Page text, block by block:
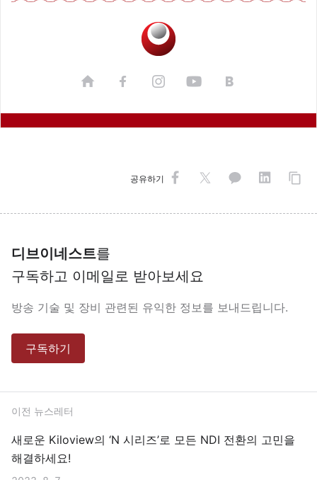
공유하기
디브이네스트를
구독하고 이메일로 받아보세요
방송 기술 및 장비 관련된 유익한 정보를 보내드립니다.
구독하기
이전 뉴스레터
새로운 Kiloview의 ‘N 시리즈’로 모든 NDI 전환의 고민을
해결하세요!